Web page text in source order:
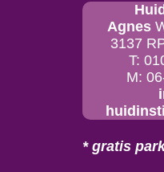
Agnes
3137
T:
M:
* gratis